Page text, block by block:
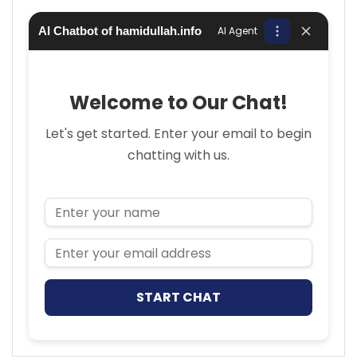
AI Chatbot of hamidullah.info AI Agent
Welcome to Our Chat!
Let's get started. Enter your email to begin
chatting with us.
Name
Email Address
START CHAT